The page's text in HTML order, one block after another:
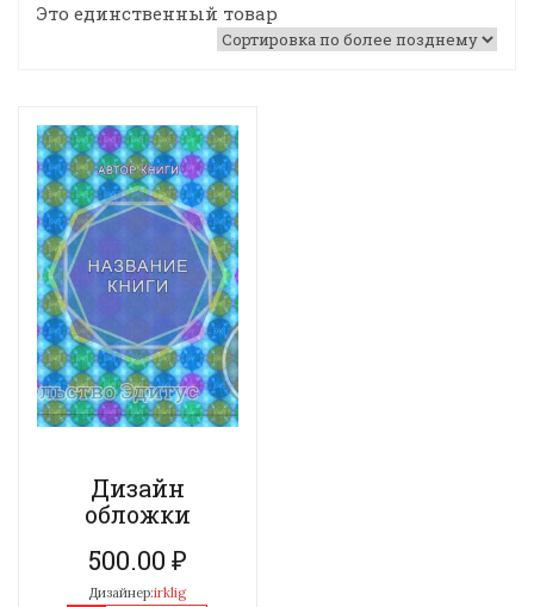
Это единственный товар
Дизайн
обложки
500.00 ₽
Дизайнер:irklig